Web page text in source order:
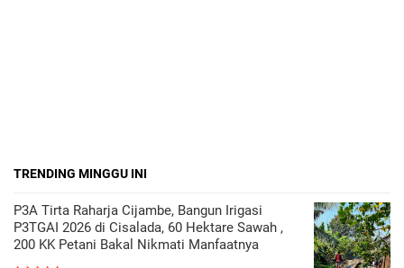
TRENDING MINGGU INI
P3A Tirta Raharja Cijambe, Bangun Irigasi
P3TGAI 2026 di Cisalada, 60 Hektare Sawah ,
200 KK Petani Bakal Nikmati Manfaatnya